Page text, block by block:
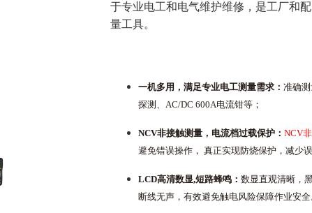
于专业电⼯和电⽓维护维修，是⼯⼚和
量⼯具。
⼀机多⽤，满⾜专业电⼯测量需求：准确
探测、AC/DC 600A电流钳等；
NCV⾮接触测量，电流档过载保护：NCV
避免错误操作， 真正实现防烧保护，减少
LCD⾼清数显,短路蜂鸣：数显直观清晰，
断线⽆声，有效避免触电⻛险保障作业安全